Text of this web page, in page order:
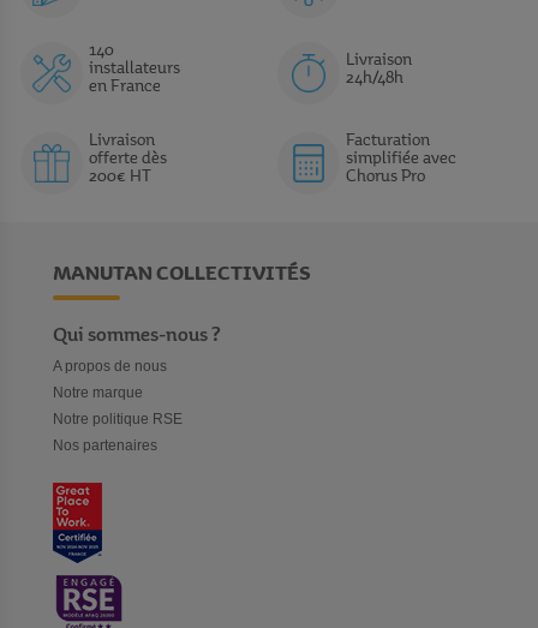
140
installateurs
en France
Livraison
24h/48h
Livraison
offerte dès
200€ HT
Facturation
simplifiée avec
Chorus Pro
MANUTAN COLLECTIVITÉS
Qui sommes-nous ?
A propos de nous
Notre marque
Notre politique RSE
Nos partenaires